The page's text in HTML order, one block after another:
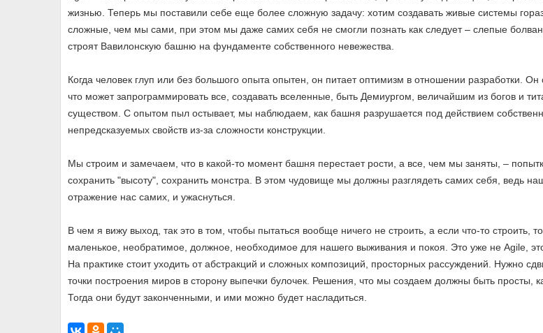
жизнью. Теперь мы поставили себе еще более сложную задачу: хотим создавать живые системы
сложные, чем мы сами, при этом мы даже самих себя не смогли познать как следует – слепые
строят Вавилонскую башню на фундаменте собственного невежества.
Когда человек глуп или без большого опыта опытен, он питает оптимизм в отношении разработки. Он
что может запрограммировать все, создавать вселенные, быть Демиургом, величайшим из богов и
существом. С опытом пыл остывает, мы наблюдаем, как башня разрушается под действием
непредсказуемых свойств из-за сложности конструкции.
Мы строим и замечаем, что в какой-то момент башня перестает рости, а все, чем мы заняты, –
сохранить "высоту", сохранить монстра. В этом чудовище мы должны разглядеть самих себя, ведь
отражение нас самих, и ужаснуться.
В чем я вижу выход, так это в том, чтобы пытаться вообще ничего не строить, а если что-то строить,
маленькое, необратимое, должное, необходимое для нашего выживания и покоя. Это уже не Agile, это
На практике стоит уходить от абстракций и сложных композиций, просторных рассуждений. Нужно
точки построения миров в сторону выпечки булочек. Решения, что мы создаем должны быть просты,
Тогда они будут законченными, и ими можно будет насладиться.